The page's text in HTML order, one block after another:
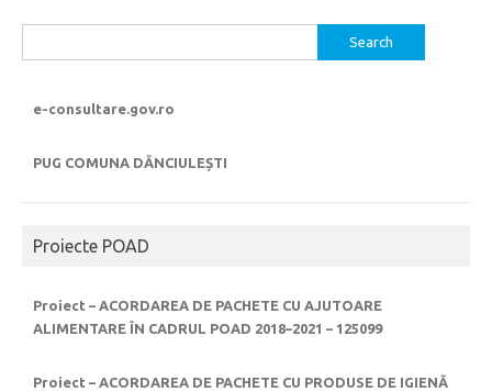
for:
e-consultare.gov.ro
PUG COMUNA DĂNCIULEȘTI
Proiecte POAD
Proiect – ACORDAREA DE PACHETE CU AJUTOARE
ALIMENTARE ÎN CADRUL POAD 2018–2021 – 125099
Proiect – ACORDAREA DE PACHETE CU PRODUSE DE IGIENĂ